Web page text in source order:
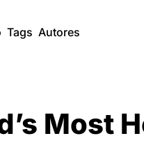
Tags Autores
Most